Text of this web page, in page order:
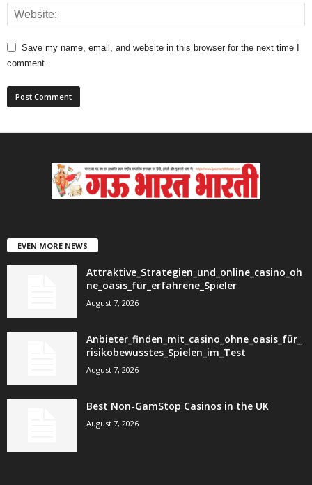
Save my name, email, and website in this browser for the next time I
comment.
EVEN MORE NEWS
Attraktive_Strategien_und_online_casino_oh
ne_oasis_für_erfahrene_Spieler
August 7, 2026
Anbieter_finden_mit_casino_ohne_oasis_für_
risikobewusstes_Spielen_im_Test
August 7, 2026
Best Non-GamStop Casinos in the UK
August 7, 2026